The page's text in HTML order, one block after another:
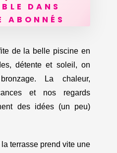
DANS
ABONNÉS
de la belle piscine en
détente et soleil, on
La chaleur,
et nos regards
des idées (un peu)
terrasse prend vite une